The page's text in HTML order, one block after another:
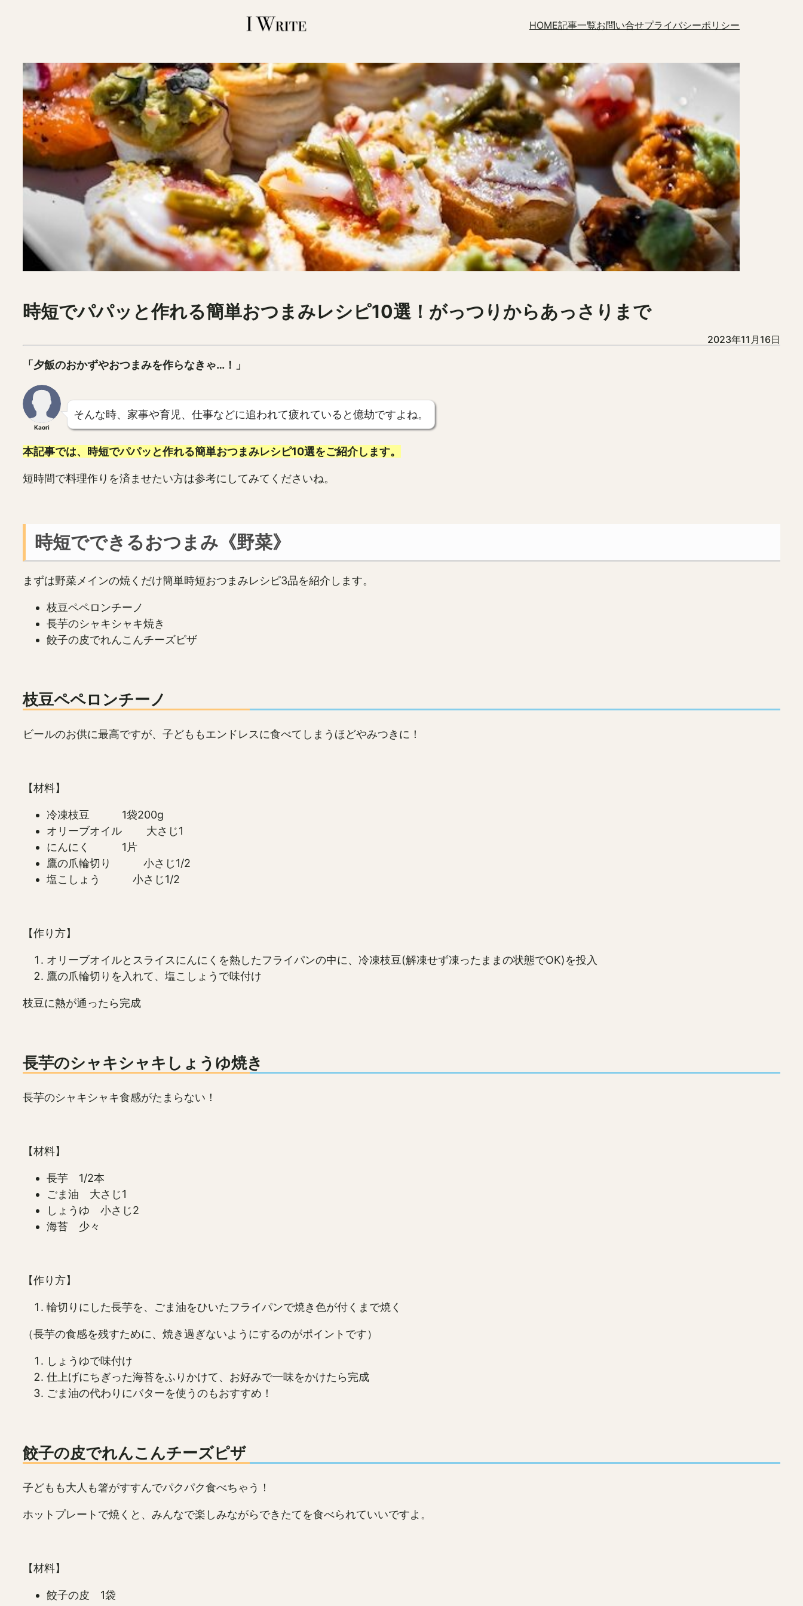
HOME記事一覧お問い合せプライバシーポリシー
時短でパパッと作れる簡単おつまみレシピ10選！がっつりからあっさりまで
2023年11月16日
「夕飯のおかずやおつまみを作らなきゃ…！」
Kaori
そんな時、家事や育児、仕事などに追われて疲れていると億劫ですよね。
本記事では、時短でパパッと作れる簡単おつまみレシピ10選をご紹介します。
短時間で料理作りを済ませたい方は参考にしてみてくださいね。
時短でできるおつまみ《野菜》
まずは野菜メインの焼くだけ簡単時短おつまみレシピ3品を紹介します。
枝豆ペペロンチーノ
長芋のシャキシャキ焼き
餃子の皮でれんこんチーズピザ
枝豆ペペロンチーノ
ビールのお供に最高ですが、子どももエンドレスに食べてしまうほどやみつきに！
【材料】
冷凍枝豆 1袋200g
オリーブオイル 大さじ1
にんにく 1片
鷹の爪輪切り 小さじ1/2
塩こしょう 小さじ1/2
【作り方】
オリーブオイルとスライスにんにくを熱したフライパンの中に、冷凍枝豆(解凍せず凍ったままの状態でOK)を投入
鷹の爪輪切りを入れて、塩こしょうで味付け
枝豆に熱が通ったら完成
長芋のシャキシャキしょうゆ焼き
長芋のシャキシャキ食感がたまらない！
【材料】
長芋 1/2本
ごま油 大さじ1
しょうゆ 小さじ2
海苔 少々
【作り方】
輪切りにした長芋を、ごま油をひいたフライパンで焼き色が付くまで焼く
（長芋の食感を残すために、焼き過ぎないようにするのがポイントです）
しょうゆで味付け
仕上げにちぎった海苔をふりかけて、お好みで一味をかけたら完成
ごま油の代わりにバターを使うのもおすすめ！
餃子の皮でれんこんチーズピザ
子どもも大人も箸がすすんでパクパク食べちゃう！
ホットプレートで焼くと、みんなで楽しみながらできたてを食べられていいですよ。
【材料】
餃子の皮 1袋